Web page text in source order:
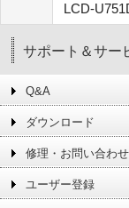
LCD-
サポート＆サー
Q&A
ダウンロード
修理・お問い合わせ
ユーザー登録